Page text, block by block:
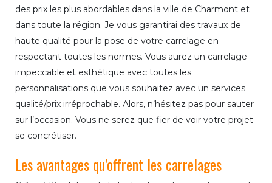
des prix les plus abordables dans la ville de Charmont et
dans toute la région. Je vous garantirai des travaux de
haute qualité pour la pose de votre carrelage en
respectant toutes les normes. Vous aurez un carrelage
impeccable et esthétique avec toutes les
personnalisations que vous souhaitez avec un services
qualité/prix irréprochable. Alors, n’hésitez pas pour sauter
sur l’occasion. Vous ne serez que fier de voir votre projet
se concrétiser.
Les avantages qu’offrent les carrelages